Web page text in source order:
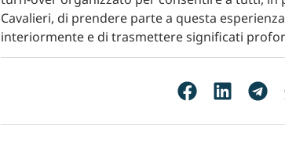
Cavalieri, di prendere parte a questa
interiormente e di trasmettere significati